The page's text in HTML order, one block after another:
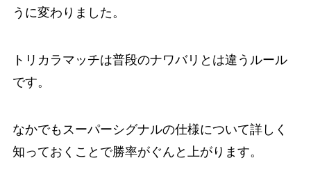
うに変わりました。
トリカラマッチは普段のナワバリとは違うルール
です。
なかでもスーパーシグナルの仕様について詳しく
知っておくことで勝率がぐんと上がります。